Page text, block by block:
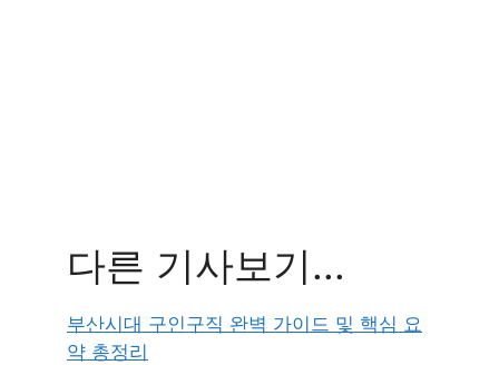
다른 기사보기...
부산시대 구인구직 완벽 가이드 및 핵심 요
약 총정리